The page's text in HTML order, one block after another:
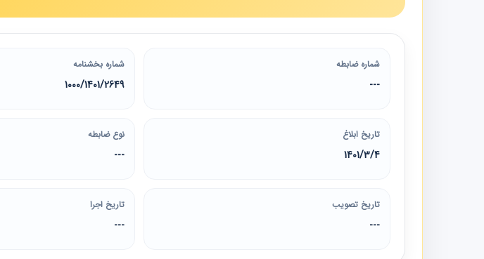
شماره ضابطه
---
شماره بخشنامه
2649‏/1401‏/1000
تاریخ ابلاغ
1401/3/4
نوع ضابطه
---
تاریخ تصویب
---
تاریخ اجرا
---